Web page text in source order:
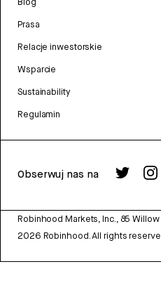
Prasa
Relacje inwestorskie
Wsparcie
Sustainability
Regulamin
Obserwuj nas na
Robinhood Markets, Inc., 85
2026 Robinhood. All rights